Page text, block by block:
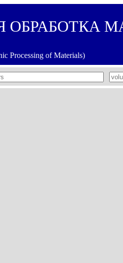
ОБРАБОТКА
Processing of Materials)